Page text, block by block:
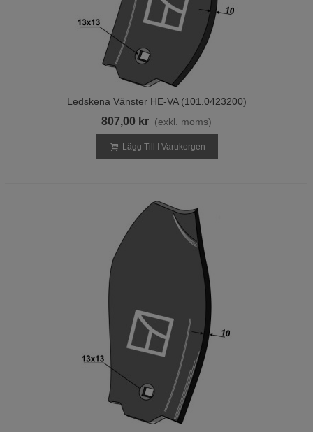
Ledskena Vänster HE-VA (101.0423200)
807,00 kr (exkl. moms)
Lägg Till I Varukorgen